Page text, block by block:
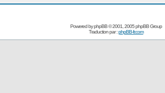
Powered byphpBB© 2001, 2005 phpBB Group
Traduction par :phpBB-fr.com